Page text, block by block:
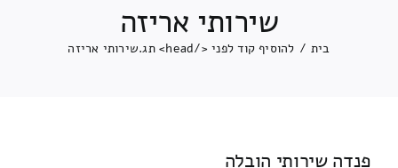
שירותי אריזה
בית / להוסיף קוד לפני </head> תג. שירותי אריזה
פנדה שירותי הובלה